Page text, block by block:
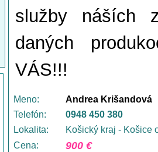
služby náších
daných
VÁS!!!
Meno:
Andrea Krišandová
Telefón:
0948 450 380
Lokalita:
Košický kraj - Košice
Cena:
900 €